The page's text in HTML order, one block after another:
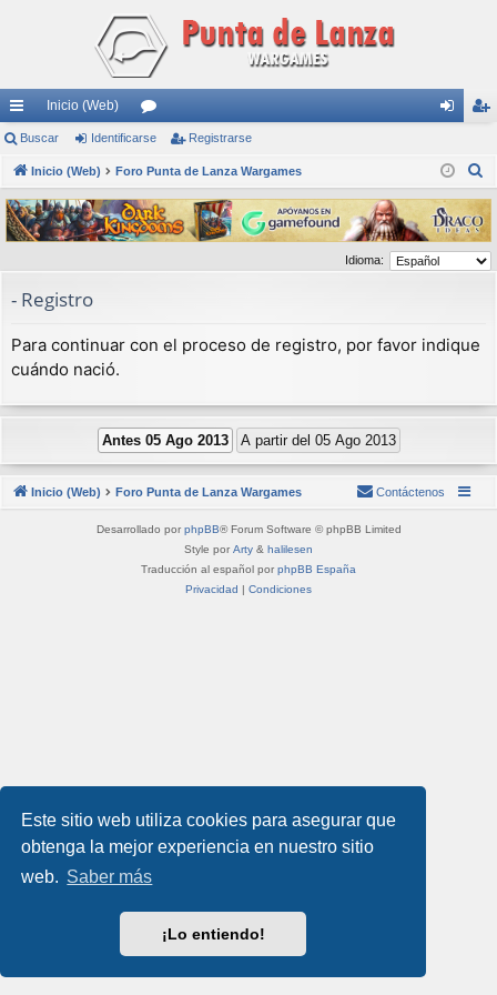
Este sitio web utiliza cookies para asegurar que
obtenga la mejor experiencia en nuestro sitio
web. Saber más
¡Lo entiendo!
nl
ac
es
rá
pi
do
s
Inicio (Web)
or
os nti
fic
ar
se
ist
ra
rs
e
Buscar Identificarse Registrarse
Inicio (Web) Foro Punta de Lanza Wargames
s
c
a
Idioma:
- Registro
Para continuar con el proceso de registro, por favor indique
cuándo nació.
Inicio (Web) Foro Punta de Lanza Wargames Contáctenos
Desarrollado por phpBB® Forum Software © phpBB Limited
Style por Arty & halilesen
Traducción al español por phpBB España
Privacidad | Condiciones